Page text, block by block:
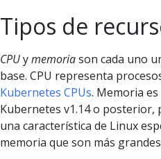
Tipos de
CPUymemoriason cada uno
base. CPU representa
Kubernetes CPUs. Memoria
Kubernetes v1.14 o posterior,
una característica de Linux
memoria que son más